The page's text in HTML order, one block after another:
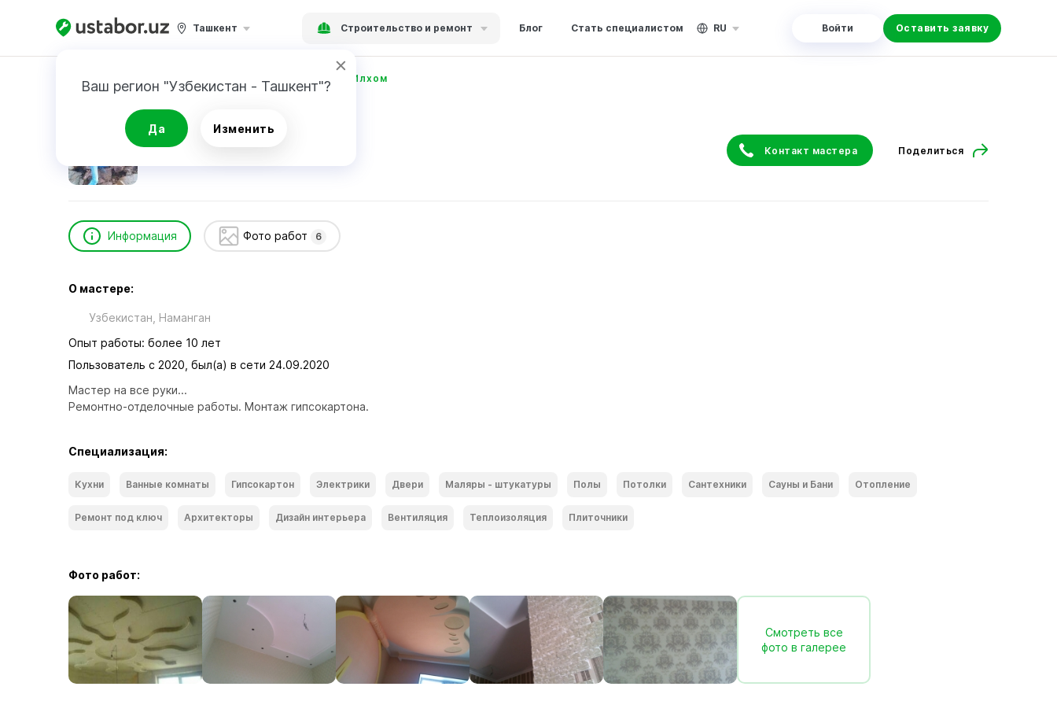
Ташкент Строительство и ремонт Блог Стать специалистом RU Войти Оставить заявку
Ваш регион "Узбекистан - Ташкент"?
Да Изменить
Главная Строительство и ремонт Якубов Илхом
Якубов Илхом
Контакт мастера Поделиться
Информация Фото работ 6
О мастере:
Узбекистан, Наманган
Опыт работы: более 10 лет
Пользователь с 2020, был(а) в сети 24.09.2020
Мастер на все руки...
Ремонтно-отделочные работы. Монтаж гипсокартона.
Специализация:
Кухни Ванные комнаты Гипсокартон Электрики Двери Маляры - штукатуры Полы Потолки Сантехники Сауны и Бани Отопление
Ремонт под ключ Архитекторы Дизайн интерьера Вентиляция Теплоизоляция Плиточники
Фото работ:
Смотреть все
фото в галерее